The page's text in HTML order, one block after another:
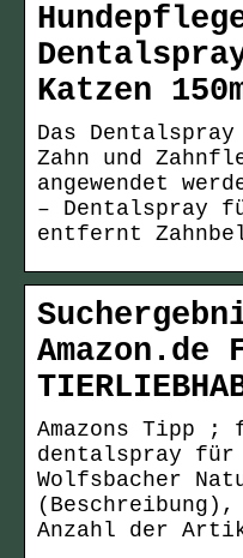
Katzen
Das
Zahn und
angewendet
– Dentalspray
entfernt
Amazon.de
Amazons Tipp
dentalspray für
Wolfsbacher
(Beschreibung),
Anzahl der